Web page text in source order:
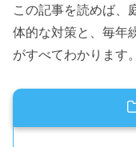
この記事を読めば、
体的な対策と、毎年
がすべてわかります。